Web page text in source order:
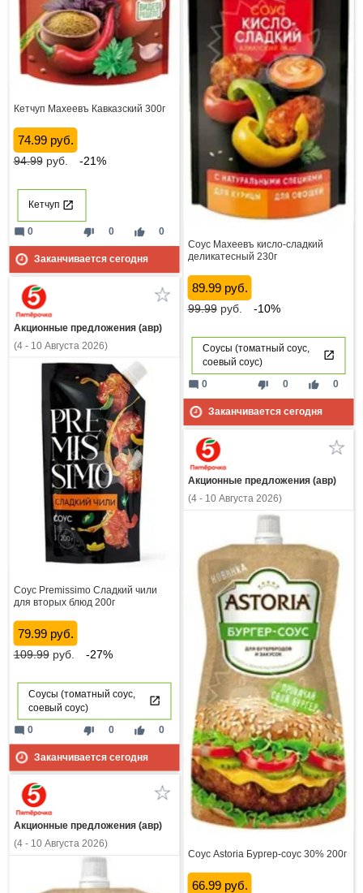
Кетчуп Махеевъ Кавказский 300г
74.99 руб.
94.99руб. -21%
Кетчуп
thumb_down 0 thumb_up 0
mode_comment 0
Заканчивается сегодня
Соус Махеевъ кисло-сладкий
деликатесный 230г
89.99 руб.
99.99руб. -10%
Соусы (томатный соус,
соевый соус)
thumb_down 0 thumb_up 0
mode_comment 0
Заканчивается сегодня
Акционные предложения (авр)
(4 - 10 Августа 2026)
Соус Premissimo Сладкий чили
для вторых блюд 200г
79.99 руб.
109.99руб. -27%
Соусы (томатный соус,
соевый соус)
thumb_down 0 thumb_up 0
mode_comment 0
Заканчивается сегодня
Акционные предложения (авр)
(4 - 10 Августа 2026)
Соус Astoria Бургер-соус 30% 200г
66.99 руб.
Акционные предложения (авр)
(4 - 10 Августа 2026)